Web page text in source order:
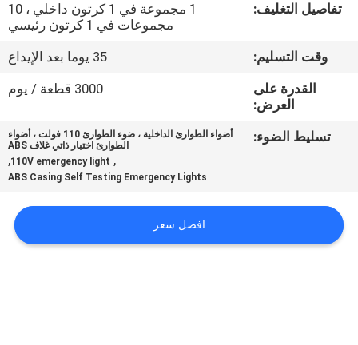
الجودة
اقتباس
تفاصيل التغليف:
1 مجموعة في 1 كرتون داخلي ، 10
مجموعات في 1 كرتون رئيسي
وقت التسليم:
35 يوما بعد الإيداع
القدرة على
العرض:
3000 قطعة / يوم
تسليط الضوء:
أضواء الطوارئ الداخلية ، ضوء الطوارئ 110 فولت ، أضواء
الطوارئ اختبار ذاتي غلاف ABS
,
110V emergency light
,
ABS Casing Self Testing Emergency Lights
افضل سعر